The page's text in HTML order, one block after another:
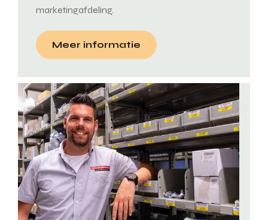
marketingafdeling.
Meer informatie